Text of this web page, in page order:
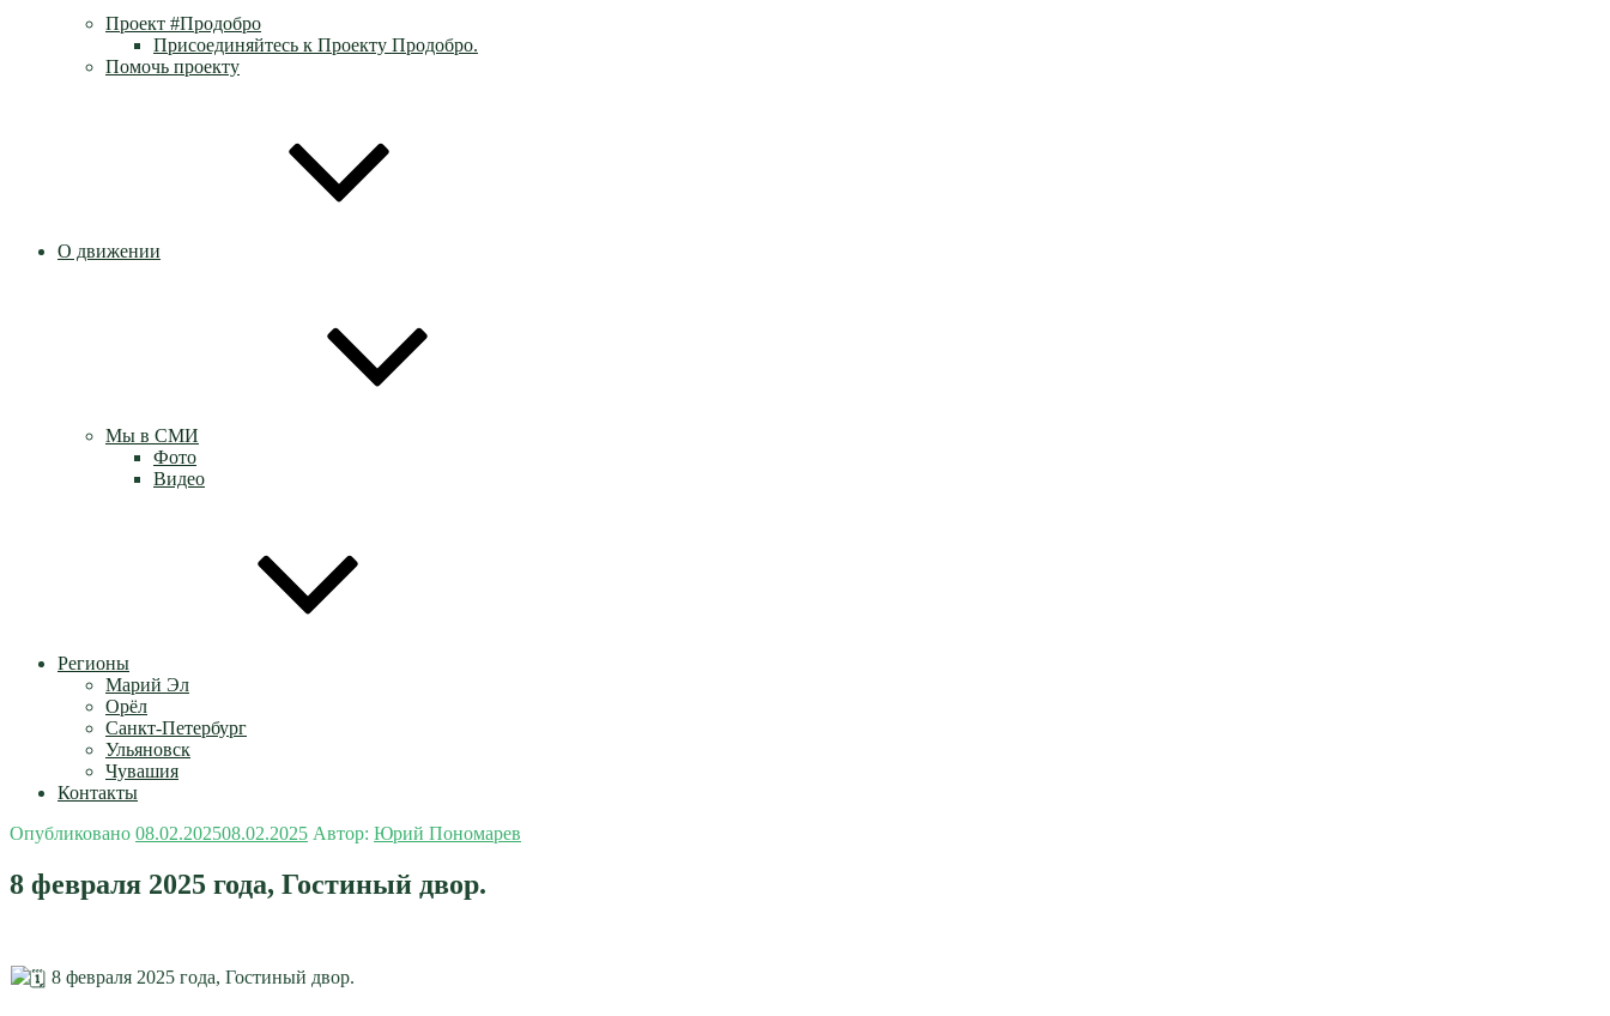
Проект #Продобро
Присоединяйтесь к Проекту Продобро.
Помочь проекту
О движении
Мы в СМИ
Фото
Видео
Регионы
Марий Эл
Орёл
Санкт-Петербург
Ульяновск
Чувашия
Контакты
Опубликовано 08.02.202508.02.2025 Автор: Юрий Пономарев
8 февраля 2025 года, Гостиный двор.
8 февраля 2025 года, Гостиный двор.